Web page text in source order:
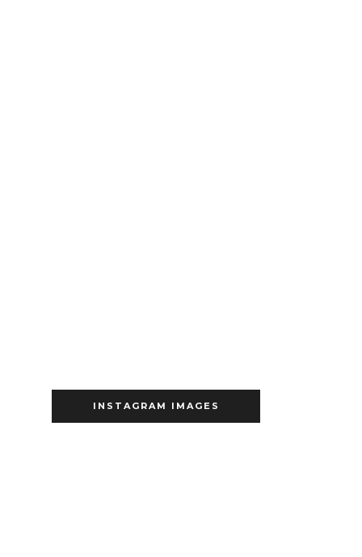
INSTAGRAM IMAGES